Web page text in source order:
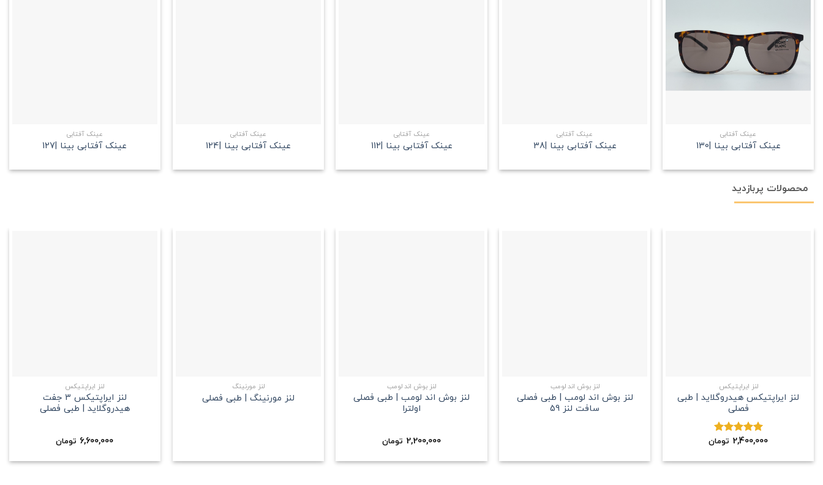
مندی
عینک آفتابی
عینک آفتابی بینا |130
عینک آفتابی
عینک آفتابی بینا |38
عینک آفتابی
عینک آفتابی بینا |112
عینک آفتابی
عینک آفتابی بینا |124
عینک آفتابی
عینک آفتابی بینا |127
محصولات پربازدید
لنز ایراپتیکس
لنز ایراپتیکس هیدروگلاید | طبی
فصلی
نمره5.002,400,000 تومان
لنز بوش اند لومب
لنز بوش اند لومب | طبی فصلی
سافت لنز 59
لنز بوش اند لومب
لنز بوش اند لومب | طبی فصلی
اولترا
2,200,000 تومان
لنز مورنینگ
لنز مورنینگ | طبی فصلی
لنز ایراپتیکس
لنز ایراپتیکس 3 جفت
هیدروگلاید | طبی فصلی
6,600,000 تومان